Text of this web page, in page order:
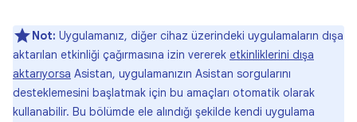
Not: Uygulamanız, diğer cihaz üzerindeki uygulamaların dışa
aktarılan etkinliği çağırmasına izin vererek etkinliklerini dışa
aktarıyorsa Asistan, uygulamanızın Asistan sorgularını
desteklemesini başlatmak için bu amaçları otomatik olarak
kullanabilir. Bu bölümde ele alındığı şekilde kendi uygulama